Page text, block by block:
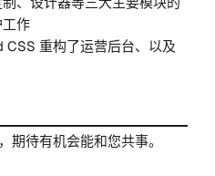
作
重构了运营后台、以及
期待有机会能和您共事。